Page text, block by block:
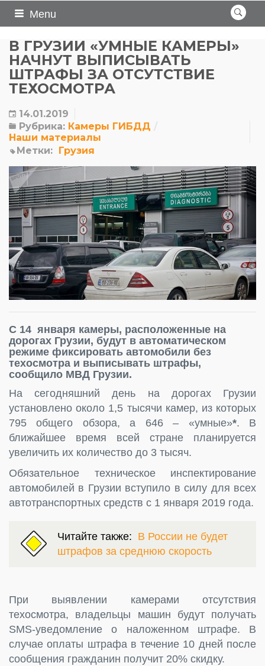
Menu
В ГРУЗИИ «УМНЫЕ КАМЕРЫ»
НАЧНУТ ВЫПИСЫВАТЬ
ШТРАФЫ ЗА ОТСУТСТВИЕ
ТЕХОСМОТРА
14.01.2019
Рубрика: Камеры ГИБДД
Наши материалы
Метки: Грузия
С 14 января камеры, расположенные на
дорогах Грузии, будут в автоматическом
режиме фиксировать автомобили без
техосмотра и выписывать штрафы,
сообщило МВД Грузии.
На сегодняшний день на дорогах Грузии
установлено около 1,5 тысячи камер, из которых
795 общего обзора, а 646 – «умные»*. В
ближайшее время всей стране планируется
увеличить их количество до 3 тысяч.
Обязательное техническое инспектирование
автомобилей в Грузии вступило в силу для всех
автотранспортных средств с 1 января 2019 года.
Читайте также: В России не будет
штрафов за среднюю скорость
При выявлении камерами отсутствия
техосмотра, владельцы машин будут получать
SMS-уведомление о наложенном штрафе. В
случае оплаты штрафа в течение 10 дней после
сообщения гражданин получит 20% скидку.